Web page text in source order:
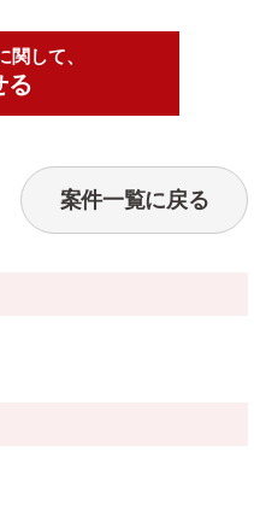
関して、
る
案件一覧に戻る